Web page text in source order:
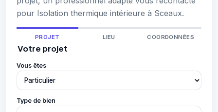
pour Isolation thermique intérieure à Sceaux.
PROJET LIEU COORDONNÉES
Votre projet
Vous êtes
Type de bien